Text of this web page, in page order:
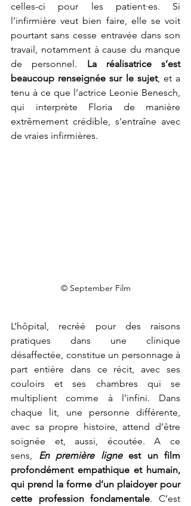
celles-ci pour les patient·es. Si
l’infirmière veut bien faire, elle se voit
pourtant sans cesse entravée dans son
travail, notamment à cause du manque
de personnel. La réalisatrice s’est
beaucoup renseignée sur le sujet, et a
tenu à ce que l’actrice Leonie Benesch,
qui interprète Floria de manière
extrêmement crédible, s'entraîne avec
de vraies infirmières.
© September Film
L’hôpital, recréé pour des raisons
pratiques dans une clinique
désaffectée, constitue un personnage à
part entière dans ce récit, avec ses
couloirs et ses chambres qui se
multiplient comme à l’infini. Dans
chaque lit, une personne différente,
avec sa propre histoire, attend d’être
soignée et, aussi, écoutée. A ce
sens,
En première ligne est un film
profondément empathique et humain,
qui prend la forme d’un plaidoyer pour
cette profession fondamentale. C’est